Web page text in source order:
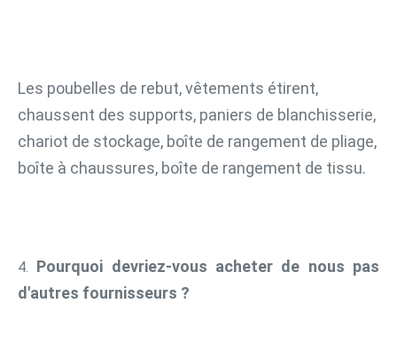
Les poubelles de rebut, vêtements étirent,
chaussent des supports, paniers de blanchisserie,
chariot de stockage, boîte de rangement de pliage,
boîte à chaussures, boîte de rangement de tissu.
4. Pourquoi devriez-vous acheter de nous pas
d'autres fournisseurs ?